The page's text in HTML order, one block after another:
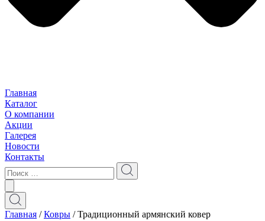
Главная
Каталог
О компании
Акции
Галерея
Новости
Контакты
Главная /Ковры / Традиционный армянский ковер